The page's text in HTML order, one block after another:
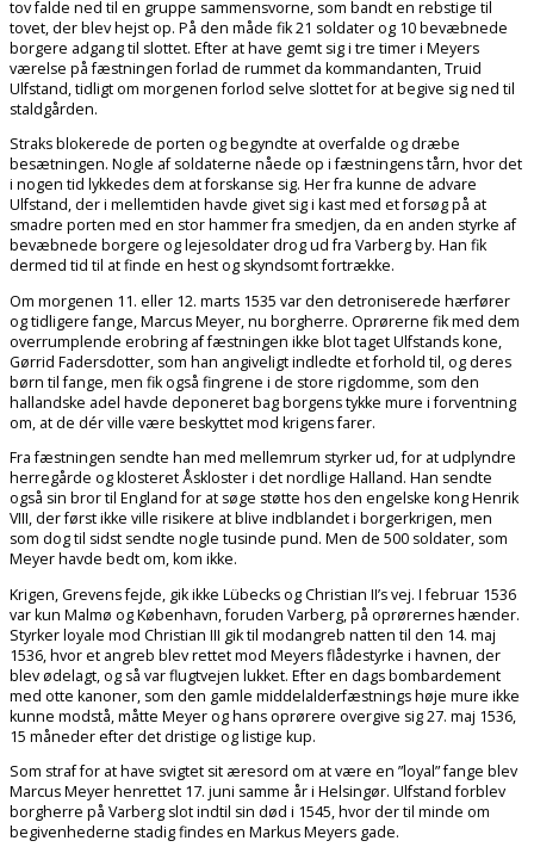
tov falde ned til en gruppe sammensvorne, som bandt en rebstige til
tovet, der blev hejst op. På den måde fik 21 soldater og 10 bevæbnede
borgere adgang til slottet. Efter at have gemt sig i tre timer i Meyers
værelse på fæstningen forlad de rummet da kommandanten, Truid
Ulfstand, tidligt om morgenen forlod selve slottet for at begive sig ned til
staldgården.
Straks blokerede de porten og begyndte at overfalde og dræbe
besætningen. Nogle af soldaterne nåede op i fæstningens tårn, hvor det
i nogen tid lykkedes dem at forskanse sig. Her fra kunne de advare
Ulfstand, der i mellemtiden havde givet sig i kast med et forsøg på at
smadre porten med en stor hammer fra smedjen, da en anden styrke af
bevæbnede borgere og lejesoldater drog ud fra Varberg by. Han fik
dermed tid til at finde en hest og skyndsomt fortrække.
Om morgenen 11. eller 12. marts 1535 var den detroniserede hærfører
og tidligere fange, Marcus Meyer, nu borgherre. Oprørerne fik med dem
overrumplende erobring af fæstningen ikke blot taget Ulfstands kone,
Gørrid Fadersdotter, som han angiveligt indledte et forhold til, og deres
børn til fange, men fik også fingrene i de store rigdomme, som den
hallandske adel havde deponeret bag borgens tykke mure i forventning
om, at de dér ville være beskyttet mod krigens farer.
Fra fæstningen sendte han med mellemrum styrker ud, for at udplyndre
herregårde og klosteret Åskloster i det nordlige Halland. Han sendte
også sin bror til England for at søge støtte hos den engelske kong Henrik
VIII, der først ikke ville risikere at blive indblandet i borgerkrigen, men
som dog til sidst sendte nogle tusinde pund. Men de 500 soldater, som
Meyer havde bedt om, kom ikke.
Krigen, Grevens fejde, gik ikke Lübecks og Christian II’s vej. I februar 1536
var kun Malmø og København, foruden Varberg, på oprørernes hænder.
Styrker loyale mod Christian III gik til modangreb natten til den 14. maj
1536, hvor et angreb blev rettet mod Meyers flådestyrke i havnen, der
blev ødelagt, og så var flugtvejen lukket. Efter en dags bombardement
med otte kanoner, som den gamle middelalderfæstnings høje mure ikke
kunne modstå, måtte Meyer og hans oprørere overgive sig 27. maj 1536,
15 måneder efter det dristige og listige kup.
Som straf for at have svigtet sit æresord om at være en ”loyal” fange blev
Marcus Meyer henrettet 17. juni samme år i Helsingør. Ulfstand forblev
borgherre på Varberg slot indtil sin død i 1545, hvor der til minde om
begivenhederne stadig findes en Markus Meyers gade.